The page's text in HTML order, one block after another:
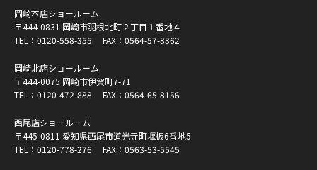
岡崎本店ショールーム
〒444-0831 岡崎市羽根北町２丁目１番地４
TEL： 0120-558-355 FAX：0564-57-8362
岡崎北店ショールーム
〒444-0075 岡崎市伊賀町7-71
TEL： 0120-472-888 FAX：0564-65-8156
西尾店ショールーム
〒445-0811 愛知県西尾市道光寺町堰板6番地5
TEL： 0120-778-276 FAX：0563-53-5545